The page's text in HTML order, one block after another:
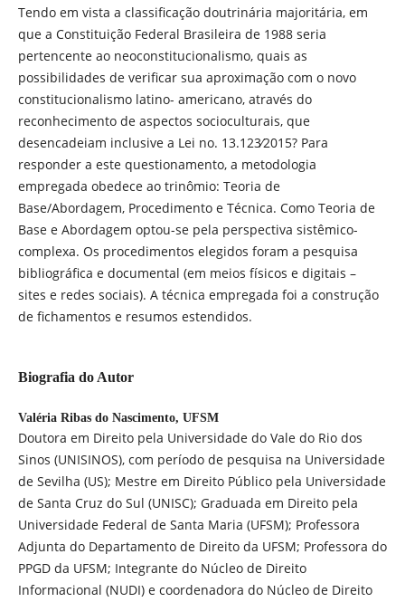
Tendo em vista a classificação doutrinária majoritária, em
que a Constituição Federal Brasileira de 1988 seria
pertencente ao neoconstitucionalismo, quais as
possibilidades de verificar sua aproximação com o novo
constitucionalismo latino- americano, através do
reconhecimento de aspectos socioculturais, que
desencadeiam inclusive a Lei no. 13.123∕2015? Para
responder a este questionamento, a metodologia
empregada obedece ao trinômio: Teoria de
Base/Abordagem, Procedimento e Técnica. Como Teoria de
Base e Abordagem optou-se pela perspectiva sistêmico-
complexa. Os procedimentos elegidos foram a pesquisa
bibliográfica e documental (em meios físicos e digitais –
sites e redes sociais). A técnica empregada foi a construção
de fichamentos e resumos estendidos.
Biografia do Autor
Valéria Ribas do Nascimento, UFSM
Doutora em Direito pela Universidade do Vale do Rio dos
Sinos (UNISINOS), com período de pesquisa na Universidade
de Sevilha (US); Mestre em Direito Público pela Universidade
de Santa Cruz do Sul (UNISC); Graduada em Direito pela
Universidade Federal de Santa Maria (UFSM); Professora
Adjunta do Departamento de Direito da UFSM; Professora do
PPGD da UFSM; Integrante do Núcleo de Direito
Informacional (NUDI) e coordenadora do Núcleo de Direito